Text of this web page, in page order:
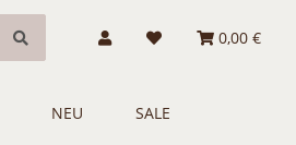
0,00 €
NEU SALE